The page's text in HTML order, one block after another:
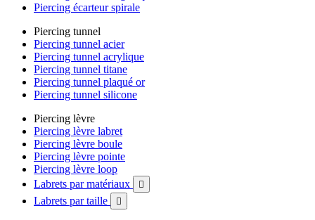
Piercing écarteur spirale
Piercing tunnel
Piercing tunnel acier
Piercing tunnel acrylique
Piercing tunnel titane
Piercing tunnel plaqué or
Piercing tunnel silicone
Piercing lèvre
Piercing lèvre labret
Piercing lèvre boule
Piercing lèvre pointe
Piercing lèvre loop
Labrets par matériaux

Labrets par taille 